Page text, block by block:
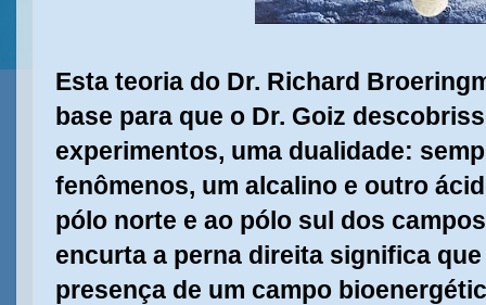
Esta teoria do Dr. Richard
base para que o Dr. Goiz
experimentos, uma dualidade:
fenômenos, um alcalino e outro
pólo norte e ao pólo sul dos
encurta a perna direita significa
presença de um campo